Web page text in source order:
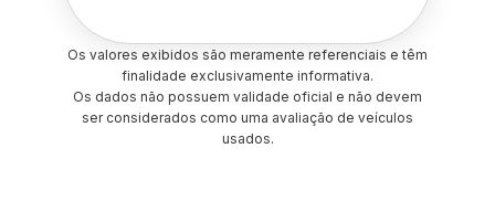
Os valores exibidos são meramente referenciais e têm
finalidade exclusivamente informativa.
Os dados não possuem validade oficial e não devem
ser considerados como uma avaliação de veículos
usados.